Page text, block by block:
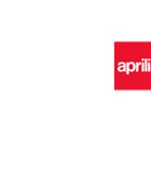
SR GT 400
SR GT 125